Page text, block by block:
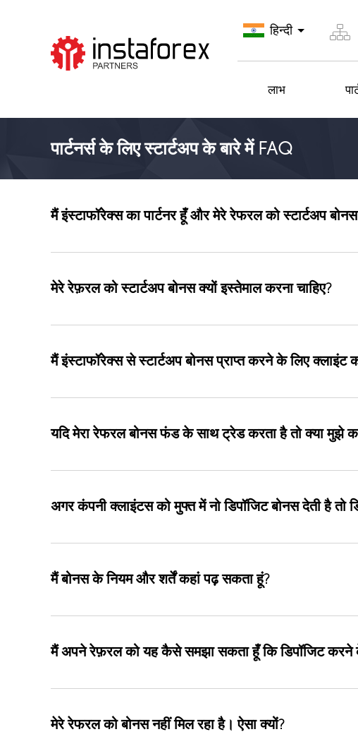
हिन्दी
लाभ
पार्टनर्स के लिए स्टार्टअप के बारे में FAQ
मैं इंस्टाफॉरेक्स का पार्टनर हूँ और मेरे रेफरल को स्टार्टअप
मेरे रेफ़रल को स्टार्टअप बोनस क्यों इस्तेमाल करना चाहिए?
मैं इंस्टाफॉरेक्स से स्टार्टअप बोनस प्राप्त करने के लिए
यदि मेरा रेफरल बोनस फंड के साथ ट्रेड करता है तो क्या मुझे
अगर कंपनी क्लाइंटस को मुफ्त में नो डिपॉजिट बोनस देती है तो
मैं बोनस के नियम और शर्तें कहां पढ़ सकता हूं?
मैं अपने रेफ़रल को यह कैसे समझा सकता हूँ कि डिपॉजिट करने
मेरे रेफरल को बोनस नहीं मिल रहा है। ऐसा क्यों?